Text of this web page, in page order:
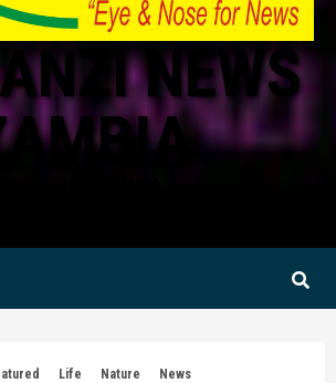
NEWS
Life Nature News